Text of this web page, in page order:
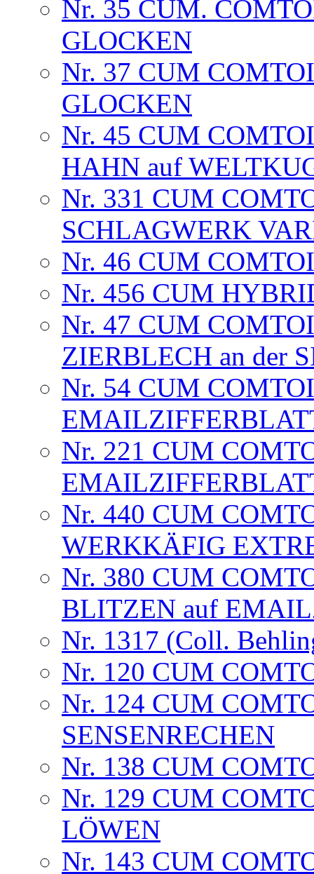
Nr. 35 CUM.
GLOCKEN
Nr. 37 CUM
GLOCKEN
Nr. 45 CUM
HAHN auf
Nr. 331 CUM
SCHLAGWERK
Nr. 46 CUM
Nr. 456 CUM
Nr. 47 CUM
ZIERBLECH an der
Nr. 54 CUM
Nr. 221 CUM
Nr. 440 CUM
WERKKÄFIG
Nr. 380 CUM
BLITZEN auf
Nr. 1317 (Coll.
Nr. 120 CUM
Nr. 124 CUM
SENSENRECHEN
Nr. 138 CUM
Nr. 129 CUM
LÖWEN
Nr. 143 CUM